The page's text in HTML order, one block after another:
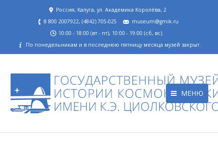
Россия, Калуга, ул. Академика Королёва, 2
8 800 2007922, (4842) 705-025
museum@gmik.ru
10:00 - 18:00 (вт - пт), 10:00 - 19:00 (сб, вс).
По понедельникам и в последнюю пятницу месяца музей закрыт.
МЕНЮ